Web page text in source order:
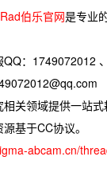
伯乐官网是专业
：1749072012
关领域提供一站
基于CC协议。
abcam.cn/